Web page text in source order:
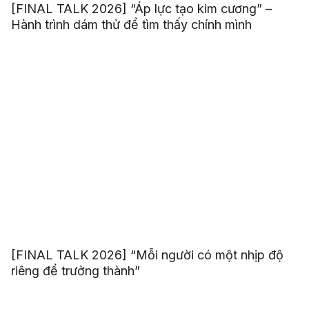
[FINAL TALK 2026] “Áp lực tạo kim cương” –
Hành trình dám thử để tìm thấy chính mình
[FINAL TALK 2026] “Mỗi người có một nhịp độ
riêng để trưởng thành”